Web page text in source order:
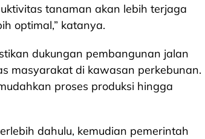
tanaman akan lebih terjaga
optimal,” katanya.
dukungan pembangunan jalan
masyarakat di kawasan perkebunan.
proses produksi hingga
dahulu, kemudian pemerintah